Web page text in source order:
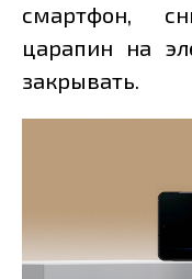
смартфон,
царапин на
закрывать.